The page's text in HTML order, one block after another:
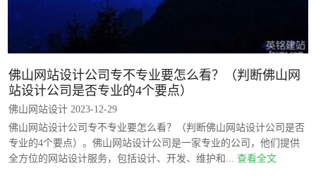
佛山网站设计公司专不专业要怎么看？（判断佛山网
站设计公司是否专业的4个要点）
佛山网站设计 2023-12-29
佛山网站设计公司专不专业要怎么看？（判断佛山网站设计公司是否
专业的4个要点）。佛山网站设计公司是一家专业的公司，他们提供
全方位的网站设计服务，包括设计、开发、维护和... 查看全文